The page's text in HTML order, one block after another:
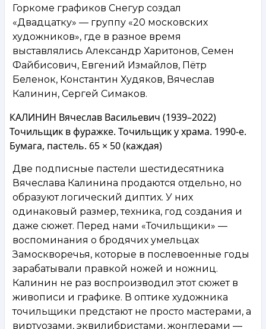
Горкоме графиков Снегур создал
«Двадцатку» — группу «20 московских
художников», где в разное время
выставлялись Александр Харитонов, Семен
Файбисович, Евгений Измайлов, Пётр
Беленок, Константин Худяков, Вячеслав
Калинин, Сергей Симаков.
КАЛИНИН Вячеслав Васильевич (1939–2022)
Точильщик в фуражке. Точильщик у храма. 1990‑е.
Бумага, пастель. 65 × 50 (каждая)
Две подписные пастели шестидесятника
Вячеслава Калинина продаются отдельно, но
образуют логический диптих. У них
одинаковый размер, техника, год создания и
даже сюжет. Перед нами «Точильщики» —
воспоминания о бродячих умельцах
Замоскворечья, которые в послевоенные годы
зарабатывали правкой ножей и ножниц.
Калинин не раз воспроизводил этот сюжет в
живописи и графике. В оптике художника
точильщики предстают не просто мастерами, а
виртуозами, эквилибристами, жонглерами —